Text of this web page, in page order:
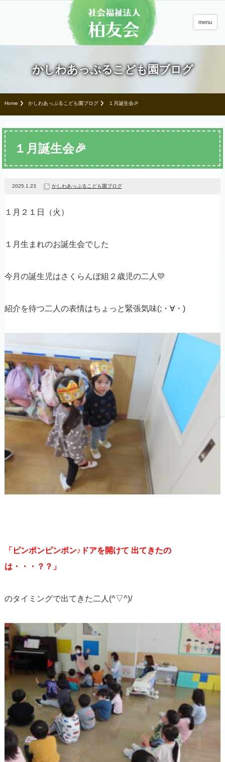
menu
かしわあっぷるこども園ブログ
Home かしわあっぷるこども園ブログ １月誕生会🎉
１月誕生会🎉
2025.1.23 かしわあっぷるこども園ブログ
１月２１日（火）
１月生まれのお誕生会でした
今月の誕生児はさくらんぼ組２歳児の二人💛
紹介を待つ二人の表情はちょっと緊張気味(;・∀・)
「ピンポンピンポン♪ドアを開けて 出てきたの
は・・・？？」
のタイミングで出てきた二人(^▽^)/